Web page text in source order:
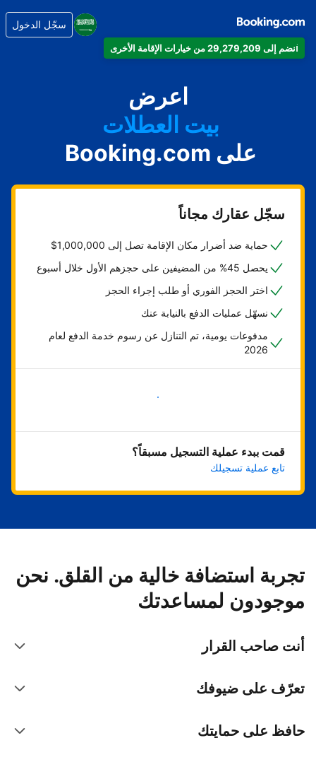
انضم إلى 29,279,209 من خيارات الإقامة الأخرى
سجّل الدخول
اعرض
شقتك
فندقك
بيت العطلات
شقتك الفندقية
منتجعك
على Booking.com
سجّل عقارك مجاناً
حماية ضد أضرار مكان الإقامة تصل إلى 1,000,000$
يحصل 45% من المضيفين على حجزهم الأول خلال أسبوع
اختر الحجز الفوري أو طلب إجراء الحجز
نسهّل عمليات الدفع بالنيابة عنك
مدفوعات يومية، تم التنازل عن رسوم خدمة الدفع لعام
2026
ابدأ الآن
قمت ببدء عملية التسجيل مسبقاً؟
تابع عملية تسجيلك
تجربة استضافة خالية من القلق. نحن
موجودون لمساعدتك
أنت صاحب القرار
تعرّف على ضيوفك
حافظ على حمايتك